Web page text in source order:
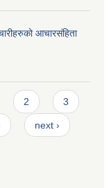
आचारसंहिता
2 3
next ›